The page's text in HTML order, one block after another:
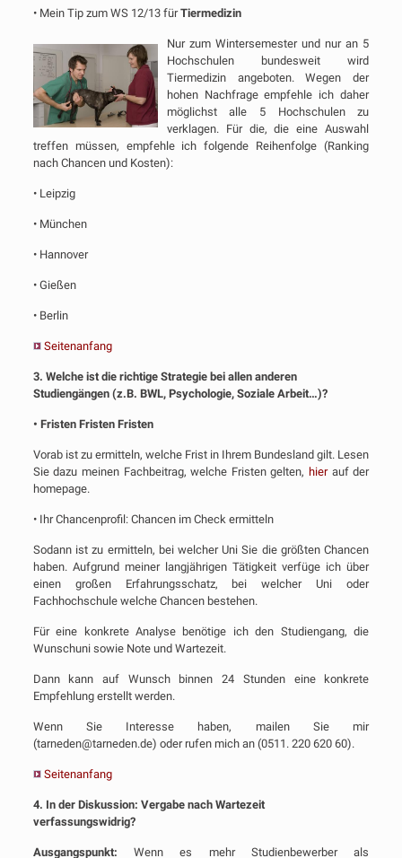
• Mein Tip zum WS 12/13 fürTiermedizin
Nur zum Wintersemester und nur an 5
Hochschulen bundesweit wird
Tiermedizin angeboten. Wegen der
hohen Nachfrage empfehle ich daher
möglichst alle 5 Hochschulen zu
verklagen. Für die, die eine Auswahl
treffen müssen, empfehle ich folgende Reihenfolge (Ranking
nach Chancen und Kosten):
• Leipzig
• München
• Hannover
• Gießen
• Berlin
Seitenanfang
3. Welche ist die richtige Strategie bei allen anderen
Studiengängen (z.B. BWL, Psychologie, Soziale Arbeit…)?
• Fristen Fristen Fristen
Vorab ist zu ermitteln, welche Frist in Ihrem Bundesland gilt. Lesen
Sie dazu meinen Fachbeitrag, welche Fristen gelten, hierauf der
homepage.
• Ihr Chancenprofil: Chancen im Check ermitteln
Sodann ist zu ermitteln, bei welcher Uni Sie die größten Chancen
haben. Aufgrund meiner langjährigen Tätigkeit verfüge ich über
einen großen Erfahrungsschatz, bei welcher Uni oder
Fachhochschule welche Chancen bestehen.
Für eine konkrete Analyse benötige ich den Studiengang, die
Wunschuni sowie Note und Wartezeit.
Dann kann auf Wunsch binnen 24 Stunden eine konkrete
Empfehlung erstellt werden.
Wenn Sie Interesse haben, mailen Sie mir
(tarneden@tarneden.de) oder rufen mich an (0511. 220 620 60).
Seitenanfang
4. In der Diskussion: Vergabe nach Wartezeit
verfassungswidrig?
Ausgangspunkt: Wenn es mehr Studienbewerber als